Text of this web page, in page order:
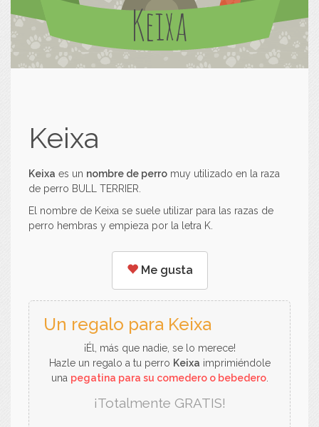
Keixa
Keixa
Keixa es un nombre de perro muy utilizado en la raza
de perro BULL TERRIER.
El nombre de Keixa se suele utilizar para las razas de
perro hembras y empieza por la letra K.
Me gusta
Un regalo para Keixa
¡Él, más que nadie, se lo merece!
Hazle un regalo a tu perro Keixa imprimiéndole
una pegatina para su comedero o bebedero.
¡Totalmente GRATIS!